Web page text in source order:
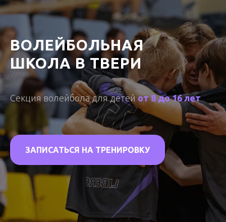
ВОЛЕЙБОЛЬНАЯ
ШКОЛА В ТВЕРИ
Секция волейбола для детейот 8 до 16 лет
ЗАПИСАТЬСЯ НА ТРЕНИРОВКУ